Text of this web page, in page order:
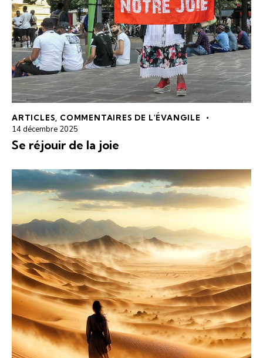
ARTICLES COMMENTAIRES DE L'ÉVANGILE
14 décembre 2025
Se réjouir de la joie